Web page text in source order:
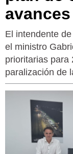
El intendente
el ministro
prioritarias para
paralización de